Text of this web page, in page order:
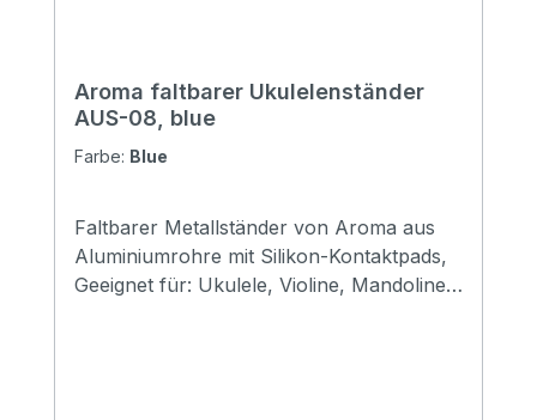
Aroma faltbarer Ukulelenständer
AUS-08, blue
Farbe: Blue
Faltbarer Metallständer von Aroma aus
Aluminiumrohre mit Silikon-Kontaktpads,
Geeignet für: Ukulele, Violine, Mandoline